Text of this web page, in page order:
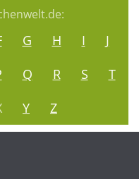
G H I
J
Q R S
T
Y Z